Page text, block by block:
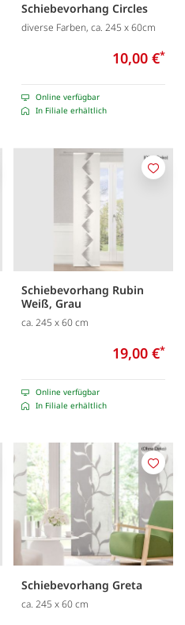
Schiebevorhang Circles
diverse Farben, ca. 245 x 60cm
10,00 €*
Online verfügbar
In Filiale erhältlich
Schiebevorhang Rubin
Weiß, Grau
ca. 245 x 60 cm
19,00 €*
Online verfügbar
In Filiale erhältlich
Schiebevorhang Greta
ca. 245 x 60 cm